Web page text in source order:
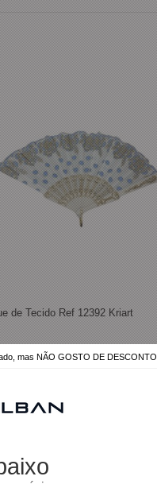
mas NÃO GOSTO DE DESCONTO
de Tecido Ref 12392 Kriart